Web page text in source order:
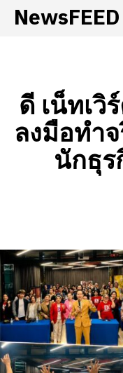
ดี เน็ทเวิ
ลงมือทำ
นักธุร